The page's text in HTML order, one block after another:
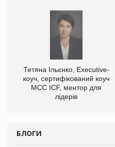
Тетяна Ільєнко, Executive-
коуч, сертифікований коуч
МСС ICF, ментор для
лідерів
БЛОГИ